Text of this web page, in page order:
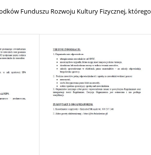
Funduszu Rozwoju Kultury Fizycznej, którego